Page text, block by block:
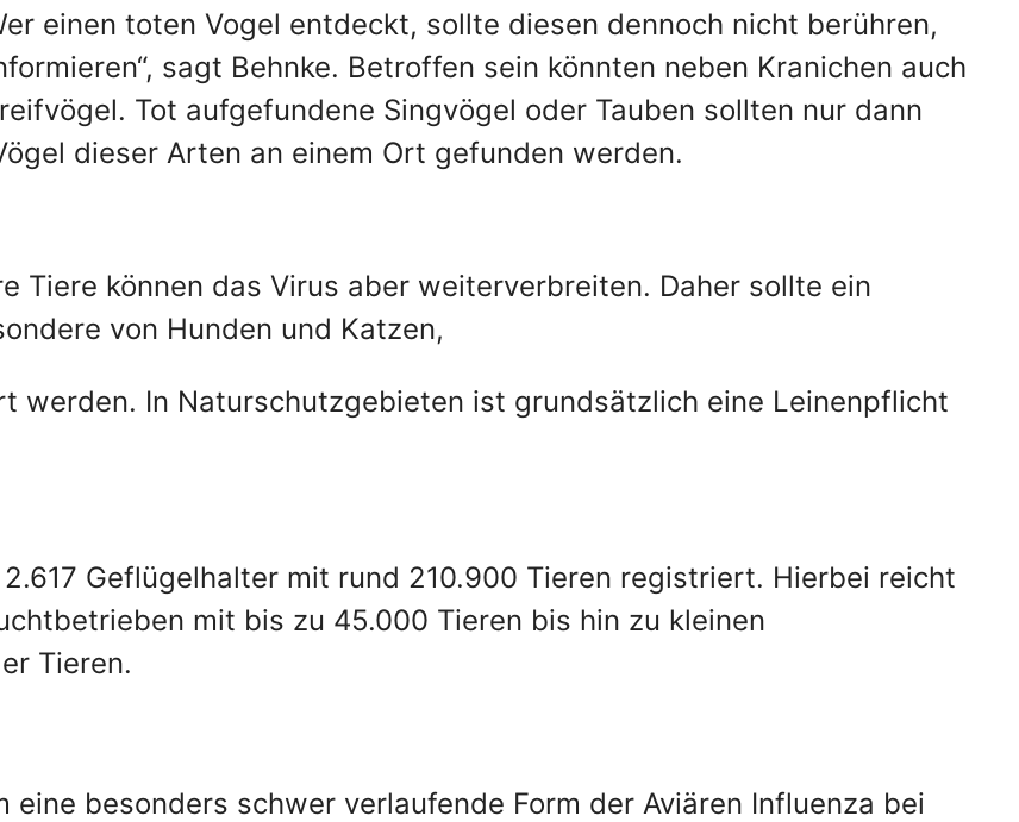
einen toten Vogel entdeckt, sollte diesen dennoch nicht berühren,
sagt Behnke. Betroffen sein könnten neben Kranichen auch
Tot aufgefundene Singvögel oder Tauben sollten nur dann
dieser Arten an einem Ort gefunden werden.
Tiere können das Virus aber weiterverbreiten. Daher sollte ein
von Hunden und Katzen,
werden. In Naturschutzgebieten ist grundsätzlich eine Leinenpflicht
Geflügelhalter mit rund 210.900 Tieren registriert. Hierbei reicht
mit bis zu 45.000 Tieren bis hin zu kleinen
Tieren.
besonders schwer verlaufende Form der Aviären Influenza bei